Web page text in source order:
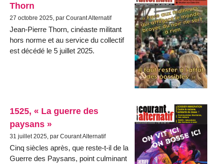
Thorn
27 octobre 2025, par Courant Alternatif
Jean-Pierre Thorn, cinéaste militant
hors norme et au service du collectif
est décédé le 5 juillet 2025.
1525, « La guerre des
paysans »
31 juillet 2025, par Courant Alternatif
Cinq siècles après, que reste-t-il de la
Guerre des Paysans, point culminant